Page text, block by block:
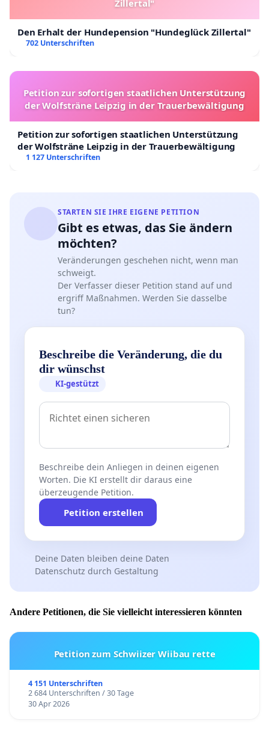
Zillertal"
Den Erhalt der Hundepension "Hundeglück Zillertal"
702 Unterschriften
Petition zur sofortigen staatlichen Unterstützung
der Wolfsträne Leipzig in der Trauerbewältigung
Petition zur sofortigen staatlichen Unterstützung
der Wolfsträne Leipzig in der Trauerbewältigung
1 127 Unterschriften
STARTEN SIE IHRE EIGENE PETITION
Gibt es etwas, das Sie ändern
möchten?
Veränderungen geschehen nicht, wenn man
schweigt.
Der Verfasser dieser Petition stand auf und
ergriff Maßnahmen. Werden Sie dasselbe
tun?
Beschreibe die Veränderung, die du
dir wünschst
KI-gestützt
Beschreibe dein Anliegen in deinen eigenen
Worten. Die KI erstellt dir daraus eine
überzeugende Petition.
Petition erstellen
Deine Daten bleiben deine Daten
Datenschutz durch Gestaltung
Andere Petitionen, die Sie vielleicht interessieren könnten
Petition zum Schwiizer Wiibau rette
4 151 Unterschriften
2 684 Unterschriften / 30 Tage
30 Apr 2026